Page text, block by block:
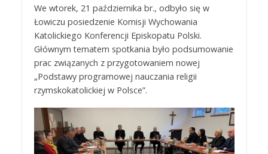
We wtorek, 21 października br., odbyło się w
Łowiczu posiedzenie Komisji Wychowania
Katolickiego Konferencji Episkopatu Polski.
Głównym tematem spotkania było podsumowanie
prac związanych z przygotowaniem nowej
„Podstawy programowej nauczania religii
rzymskokatolickiej w Polsce”.